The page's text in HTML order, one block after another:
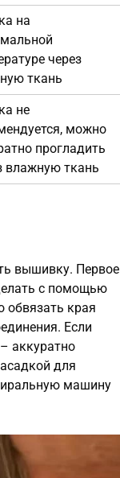
на
через
ткань
не
можно
прогладить
влажную ткань
вышивку. Первое
с помощью
обвязать края
Если
аккуратно
для
машину